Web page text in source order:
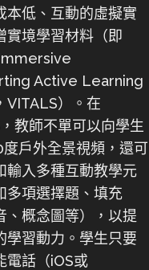
本低、互動的虛擬實
實境學習材料（即
Active Learning
VITALS）。在
教師不單可以向學生
戶外全景視頻，還可
輸入多種互動教學元
多項選擇題、填充
、概念圖等），以提
學習動力。學生只要
電話（iOS或